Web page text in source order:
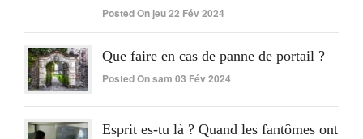
Posted On jeu 22 Fév 2024
Que faire en cas de panne de portail ?
Posted On sam 03 Fév 2024
Esprit es-tu là ? Quand les fantômes ont